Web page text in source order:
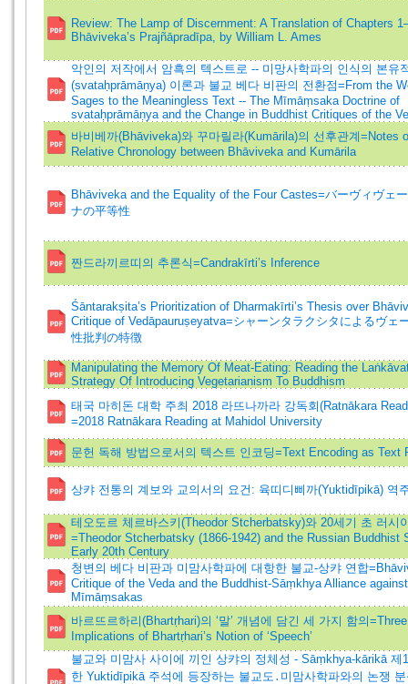
Review: The Lamp of Discernment: A Translation of Chapters
Bhāviveka’s Prajñāpradīpa, by William L. Ames
악인의 저작에서 암흑의 텍스트로 -- 미망사학파의 인식의 본유
(svataḥprāmāṇya) 이론과 불교 베다 비판의 전환점=From the
Sages to the Meaningless Text -- The Mīmāṃsaka Doctrine of
svataḥprāmāṇya and the Change in Buddhist Critiques of the
바비베까(Bhāviveka)와 꾸마릴라(Kumārila)의 선후관계=Notes
Relative Chronology between Bhāviveka and Kumārila
Bhāviveka and the Equality of the Four Castes=バーヴィヴェ
ナの平等性
짠드라끼르띠의 추론식=Candrakīrti’s Inference
Śāntarakṣita’s Prioritization of Dharmakīrti’s Thesis over
Critique of Vedāpauruṣeyatva=シャーンタラクシタによるヴェ
性批判の特徴
Manipulating the Memory Of Meat-Eating: Reading the
Strategy Of Introducing Vegetarianism To Buddhism
태국 마히돈 대학 주최 2018 라뜨나까라 강독회(Ratnākara
=2018 Ratnākara Reading at Mahidol University
문헌 독해 방법으로서의 텍스트 인코딩=Text Encoding as Text
상캬 전통의 계보와 교의서의 요건: 육띠디삐까(Yuktidīpikā) 역
테오도르 체르바스키(Theodor Stcherbatsky)와 20세기 초 러시
=Theodor Stcherbatsky (1866-1942) and the Russian Buddhist
Early 20th Century
청변의 베다 비판과 미맘사학파에 대항한 불교-상캬 연합
Critique of the Veda and the Buddhist-Sāṃkhya Alliance
Mīmāṃsakas
바르뜨르하리(Bhartṛhari)의 ‘말’ 개념에 담긴 세 가지 함의=Three
Implications of Bhartṛhari’s Notion of ‘Speech’
불교와 미맘사 사이에 끼인 상캬의 정체성 - Sāṃkhya-kārikā 제
한 Yuktidīpikā 주석에 등장하는 불교도․미맘사학파와의 논쟁